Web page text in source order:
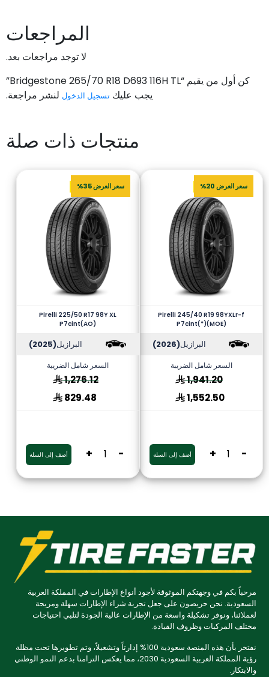
المراجعات
لا توجد مراجعات بعد.
كن أول من يقيم “Bridgestone 265/70 R18 D693 116H TL”
يجب عليك تسجيل الدخول لنشر مراجعة.
منتجات ذات صلة
سعر العرض 20%
Pirelli 245/40 R19 98YXLr-f
P7cint(*)(MOE)
البرازيل(2026)
السعر شامل الضريبة
1,941.20
1,552.50
-
+ أضف إلى السلة
سعر العرض 35%
Pirelli 225/50 R17 98Y XL
P7cint(AO)
البرازيل(2025)
السعر شامل الضريبة
1,276.12
829.48
-
+ أضف إلى السلة
مرحباً بكم في وجهتكم الموثوقة لأجود أنواع الإطارات في المملكة العربية
السعودية. نحن حريصون على جعل تجربة شراء الإطارات سهلة ومريحة
لعملائنا، ونوفر تشكيلة واسعة من الإطارات عالية الجودة لتلبي احتياجات
مختلف المركبات وظروف القيادة.
نفتخر بأن هذه المنصة سعودية 100% إدارتاً وتشغيلاً، وتم تطويرها تحت مظلة
رؤية المملكة العربية السعودية 2030، مما يعكس التزامنا بدعم النمو الوطني
والابتكار.